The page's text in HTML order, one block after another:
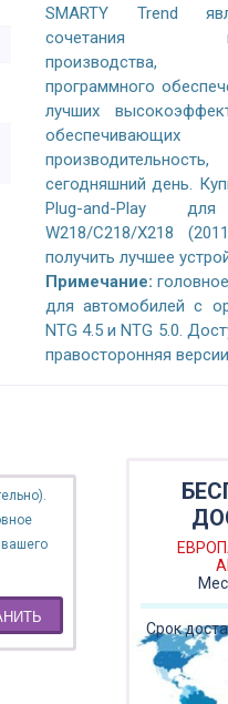
SMARTY Trend
сочетания
производства,
программного
лучших
сегодняшний день.
Plug-and-Play
W218/C218/X218
получить лучшее
Примечание:
для автомобилей с
NTG 4.5 и NTG 5.0.
правосторонняя
Срок